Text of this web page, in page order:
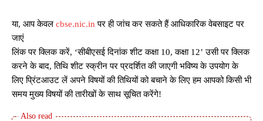
या, आप केवल cbse.nic.in पर ही जांच कर सकते हैं आधिकारिक वेबसाइट पर
जाएं
लिंक पर क्लिक करें, ‘सीबीएसई दिनांक शीट कक्षा 10, कक्षा 12’ उसी पर क्लिक
करने के बाद, तिथि शीट स्क्रीन पर प्रदर्शित की जाएगी भविष्य के उपयोग के
लिए प्रिंटआउट लें अपने विषयों की तिथियों को बचाने के लिए हम आपको किसी भी
समय मुख्य विषयों की तारीखों के साथ सूचित करेंगे!